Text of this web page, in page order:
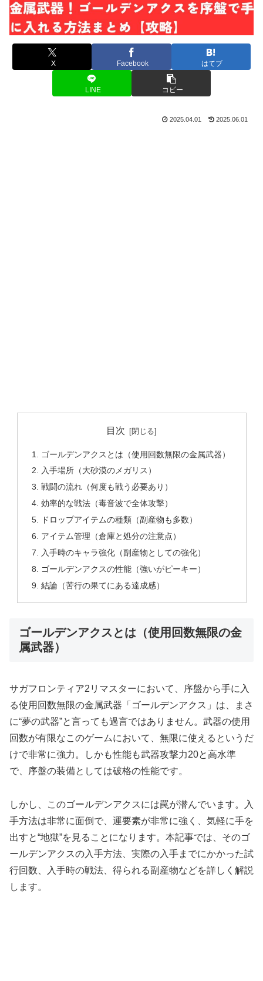
X Facebook はてブ
LINE コピー
2025.04.01 2025.06.01
目次
ゴールデンアクスとは（使用回数無限の金属武器）
入手場所（大砂漠のメガリス）
戦闘の流れ（何度も戦う必要あり）
効率的な戦法（毒音波で全体攻撃）
ドロップアイテムの種類（副産物も多数）
アイテム管理（倉庫と処分の注意点）
入手時のキャラ強化（副産物としての強化）
ゴールデンアクスの性能（強いがピーキー）
結論（苦行の果てにある達成感）
ゴールデンアクスとは（使用回数無限の金
属武器）
サガフロンティア2リマスターにおいて、序盤から手に入
る使用回数無限の金属武器「ゴールデンアクス」は、まさ
に“夢の武器”と言っても過言ではありません。武器の使用
回数が有限なこのゲームにおいて、無限に使えるというだ
けで非常に強力。しかも性能も武器攻撃力20と高水準
で、序盤の装備としては破格の性能です。
しかし、このゴールデンアクスには罠が潜んでいます。入
手方法は非常に面倒で、運要素が非常に強く、気軽に手を
出すと“地獄”を見ることになります。本記事では、そのゴ
ールデンアクスの入手方法、実際の入手までにかかった試
行回数、入手時の戦法、得られる副産物などを詳しく解説
します。